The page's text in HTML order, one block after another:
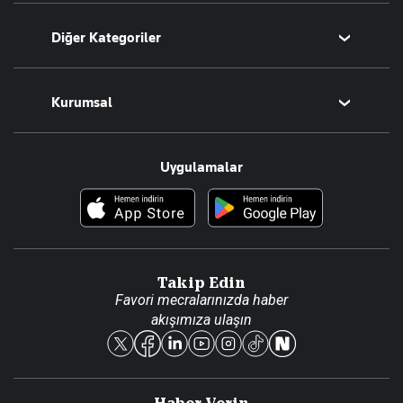
Bugünün Yazarları
Tüm Yazarlar
Diğer Kategoriler
Magazin
Teknoloji
Resmî Ilanlar
Foto Haber
Kurumsal
Hakkımızda
Künye
Reklam Ver
Uygulamalar
Takip Edin
Favori mecralarınızda haber
akışımıza ulaşın